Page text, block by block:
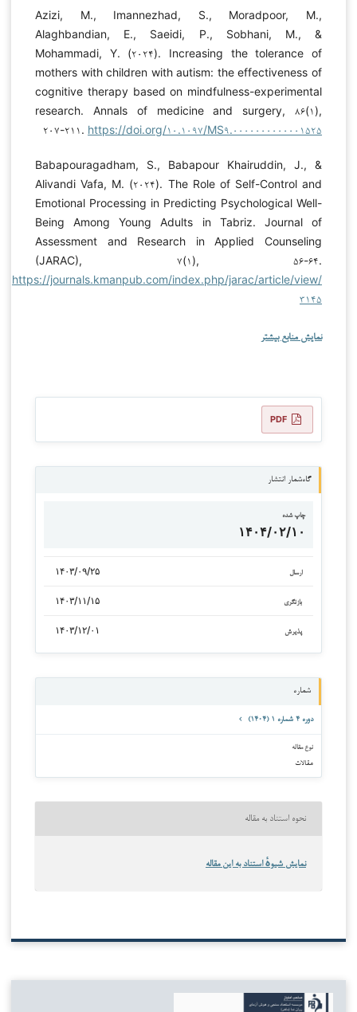
Azizi, M., Imannezhad, S., Moradpoor, M.,
Alaghbandian, E., Saeidi, P., Sobhani, M., &
Mohammadi, Y. (۲۰۲۴). Increasing the tolerance of
mothers with children with autism: the effectiveness of
cognitive therapy based on mindfulness-experimental
research. Annals of medicine and surgery, ۸۶(۱),
۲۰۷-۲۱۱. https://doi.org/۱۰.۱۰۹۷/MS۹.۰۰۰۰۰۰۰۰۰۰۰۰۱۵۲۵
Babapouragadham, S., Babapour Khairuddin, J., &
Alivandi Vafa, M. (۲۰۲۴). The Role of Self-Control and
Emotional Processing in Predicting Psychological Well-
Being Among Young Adults in Tabriz. Journal of
Assessment and Research in Applied Counseling
(JARAC), ۷(۱), ۵۶-۶۴.
https://journals.kmanpub.com/index.php/jarac/article/view/
۳۱۴۵
نمایش منابع بیشتر
PDF
گاه‌شمار انتشار
چاپ شده
۱۴۰۴/۰۲/۱۰
ارسال ۱۴۰۳/۰۹/۲۵
بازنگری ۱۴۰۳/۱۱/۱۵
پذیرش ۱۴۰۳/۱۲/۰۱
شماره
دوره ۴ شماره ۱ (۱۴۰۴)
نوع مقاله
مقالات
نحوه استناد به مقاله
نمایش شیوهٔ استناد به این مقاله